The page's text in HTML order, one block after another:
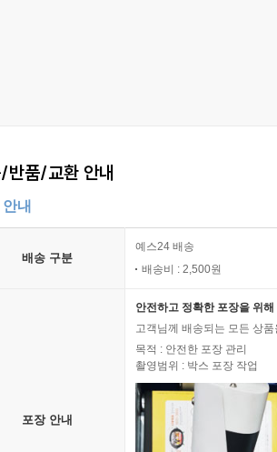
반품/교환 안내
내
배송 구분
예스24 배송
배송비 : 2,500원
포장 안내
안전하고 정확한 포장을 위
고객님께 배송되는 모든 상
목적 : 안전한 포장 관리
촬영범위 : 박스 포장 작업